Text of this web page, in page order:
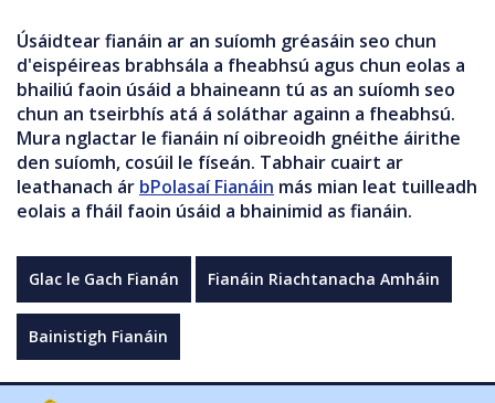
Úsáidtear fianáin ar an suíomh gréasáin seo chun
d'eispéireas brabhsála a fheabhsú agus chun eolas a
bhailiú faoin úsáid a bhaineann tú as an suíomh seo
chun an tseirbhís atá á soláthar againn a fheabhsú.
Mura nglactar le fianáin ní oibreoidh gnéithe áirithe
den suíomh, cosúil le físeán. Tabhair cuairt ar
leathanach ár bPolasaí Fianáin más mian leat tuilleadh
eolais a fháil faoin úsáid a bhainimid as fianáin.
Glac le Gach Fianán Fianáin Riachtanacha Amháin
Bainistigh Fianáin